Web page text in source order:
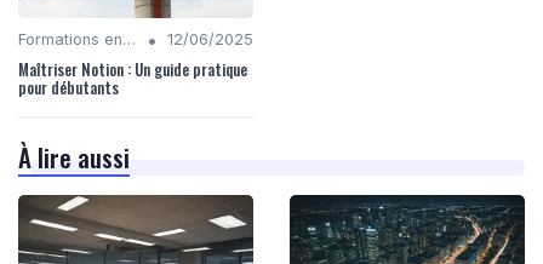
Formations en Compétences Digitales • 12/06/2025
Maîtriser Notion : Un guide pratique
pour débutants
À lire aussi